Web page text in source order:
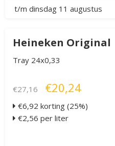
t/m dinsdag 11 augustus
Heineken Original
Tray 24x0,33
€27,16 €20,24
€6,92 korting (25%)
€2,56 per liter